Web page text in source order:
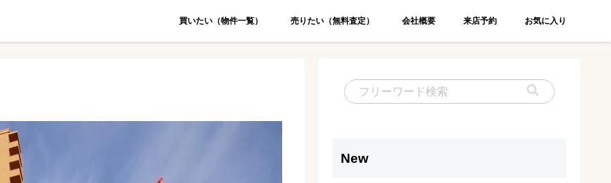
買いたい（物件一覧） 売りたい（無料査定） 会社概要 来店予約 お気に入り
New